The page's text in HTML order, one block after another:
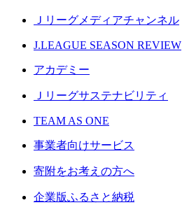
Ｊリーグメディアチャンネル
J.LEAGUE SEASON REVIEW
アカデミー
Ｊリーグサステナビリティ
TEAM AS ONE
事業者向けサービス
寄附をお考えの方へ
企業版ふるさと納税